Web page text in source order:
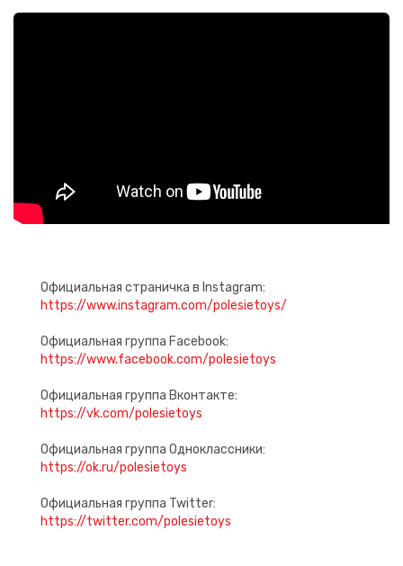
Официальная страничка в Instagram:
https://www.instagram.com/polesietoys/
Официальная группа Facebook:
https://www.facebook.com/polesietoys
Официальная группа Вконтакте:
https://vk.com/polesietoys
Официальная группа Одноклассники:
https://ok.ru/polesietoys
Официальная группа Twitter:
https://twitter.com/polesietoys